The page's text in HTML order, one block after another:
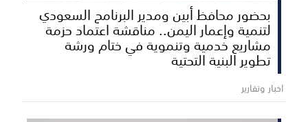
بحضور محافظ أبين ومدير البرنامج السعودي
لتنمية وإعمار اليمن.. مناقشة اعتماد حزمة
مشاريع خدمية وتنموية في ختام ورشة
تطوير البنية التحتية
اخبار وتقارير